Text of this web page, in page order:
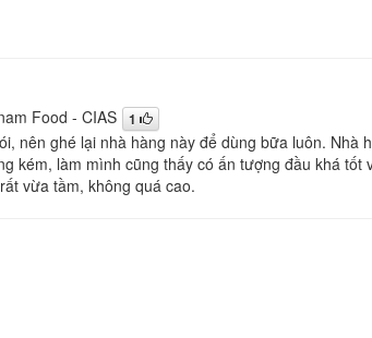
Food - CIAS 1
nên ghé lại nhà hàng này để dùng bữa luôn. Nhà
kém, làm mình cũng thấy có ấn tượng đầu khá
vừa tầm, không quá cao.